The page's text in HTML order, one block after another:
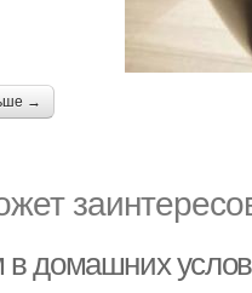
→
в домашних